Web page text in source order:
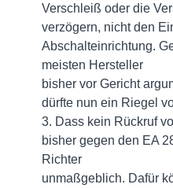
Verschleiß oder die
verzögern, nicht den
Abschalteinrichtung.
meisten Hersteller
bisher vor Gericht
dürfte nun ein Riegel
3. Dass kein Rückruf
bisher gegen den EA
Richter
unmaßgeblich. Dafür